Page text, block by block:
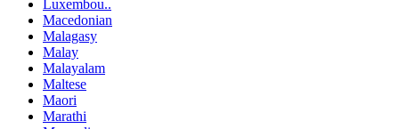
Luxembou..
Macedonian
Malagasy
Malay
Malayalam
Maltese
Maori
Marathi